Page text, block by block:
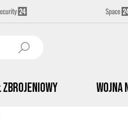
Zbrojeniowy Wojna